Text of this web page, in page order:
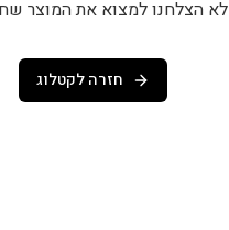
לא הצלחנו למצוא את המוצר
חזרה לקטלוג